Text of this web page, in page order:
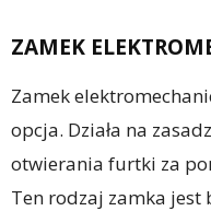
ZAMEK
Zamek
opcja. Działa na
otwierania furtki za
Ten rodzaj zamka